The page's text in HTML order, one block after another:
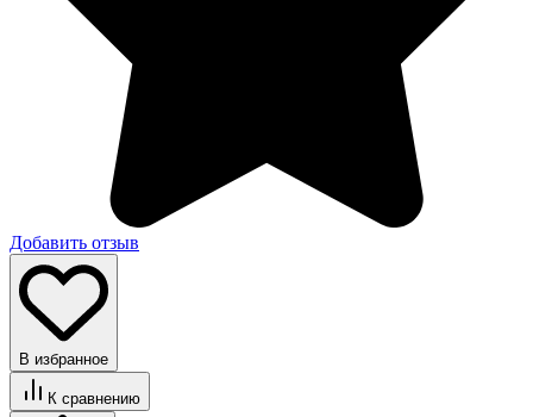
Добавить отзыв
В избранное
К сравнению